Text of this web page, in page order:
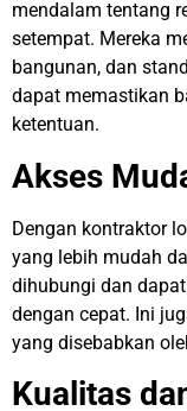
mendalam tentang
setempat. Mereka
bangunan, dan
dapat memastikan
ketentuan.
Akses
Dengan kontraktor
yang lebih mudah
dihubungi dan
dengan cepat. Ini
yang disebabkan
Kualitas